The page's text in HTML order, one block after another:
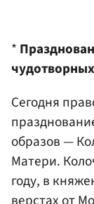
*
Сегодня
образов —
Матери.
году, в